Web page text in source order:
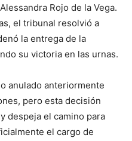
Rojo de la Vega.
el tribunal resolvió a
la entrega de la
su victoria en las urnas.
anulado anteriormente
pero esta decisión
despeja el camino para
el cargo de